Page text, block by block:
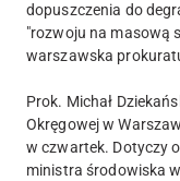
dopuszczenia do
"rozwoju na masową
warszawska
Prok. Michał
Okręgowej w
w czwartek. Dotyczy
ministra środowiska